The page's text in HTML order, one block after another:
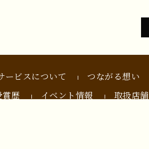
ービスについて つながる想い
歴 イベント情報 取扱店舗